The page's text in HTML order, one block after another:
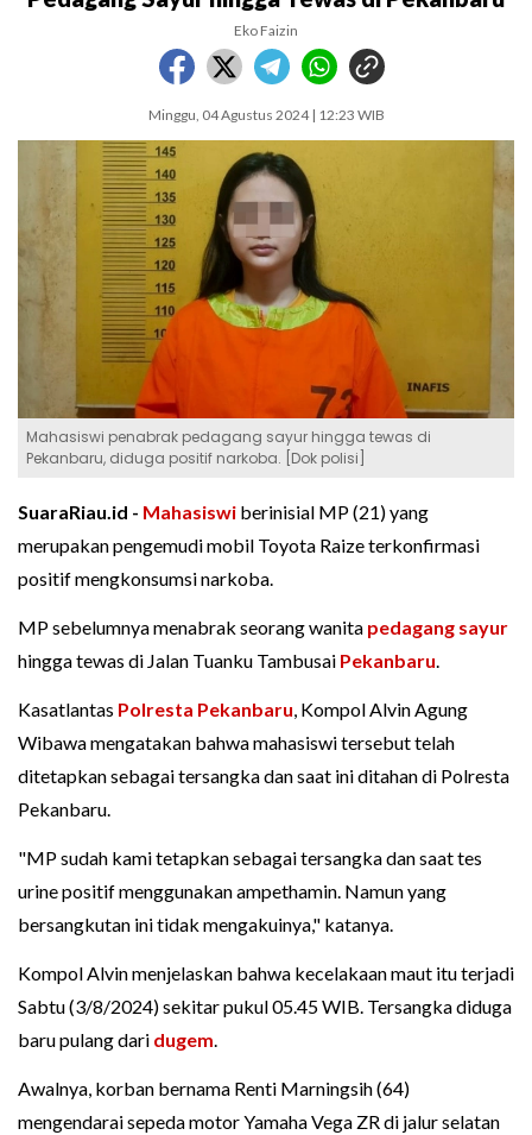
Eko Faizin
Minggu, 04 Agustus 2024 | 12:23 WIB
Mahasiswi penabrak pedagang sayur hingga tewas di
Pekanbaru, diduga positif narkoba. [Dok polisi]
SuaraRiau.id - Mahasiswi berinisial MP (21) yang
merupakan pengemudi mobil Toyota Raize terkonfirmasi
positif mengkonsumsi narkoba.
MP sebelumnya menabrak seorang wanita pedagang sayur
hingga tewas di Jalan Tuanku Tambusai Pekanbaru.
Kasatlantas Polresta Pekanbaru, Kompol Alvin Agung
Wibawa mengatakan bahwa mahasiswi tersebut telah
ditetapkan sebagai tersangka dan saat ini ditahan di Polresta
Pekanbaru.
"MP sudah kami tetapkan sebagai tersangka dan saat tes
urine positif menggunakan ampethamin. Namun yang
bersangkutan ini tidak mengakuinya," katanya.
Kompol Alvin menjelaskan bahwa kecelakaan maut itu terjadi
Sabtu (3/8/2024) sekitar pukul 05.45 WIB. Tersangka diduga
baru pulang dari dugem.
Awalnya, korban bernama Renti Marningsih (64)
mengendarai sepeda motor Yamaha Vega ZR di jalur selatan